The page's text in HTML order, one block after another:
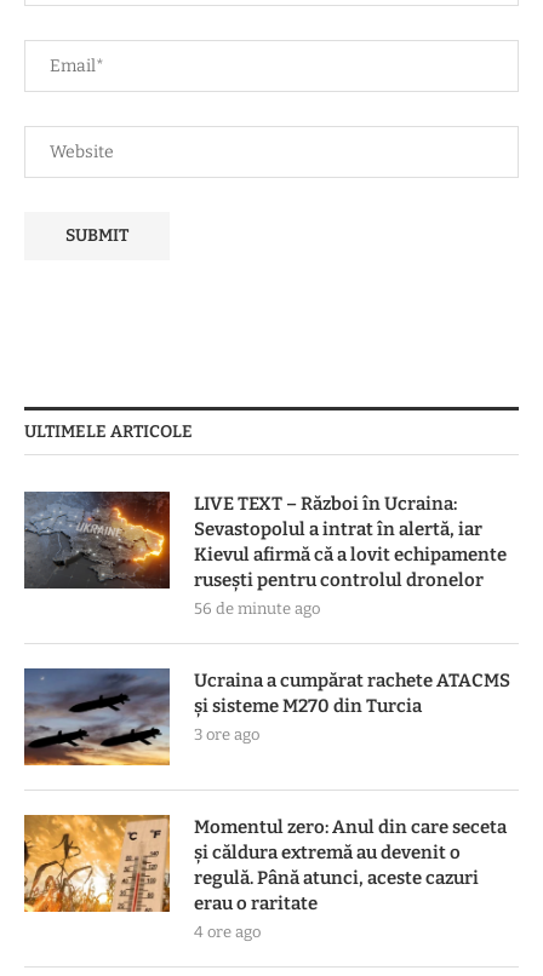
ULTIMELE ARTICOLE
LIVE TEXT – Război în Ucraina:
Sevastopolul a intrat în alertă, iar
Kievul afirmă că a lovit echipamente
rusești pentru controlul dronelor
56 de minute ago
Ucraina a cumpărat rachete ATACMS
și sisteme M270 din Turcia
3 ore ago
Momentul zero: Anul din care seceta
și căldura extremă au devenit o
regulă. Până atunci, aceste cazuri
erau o raritate
4 ore ago